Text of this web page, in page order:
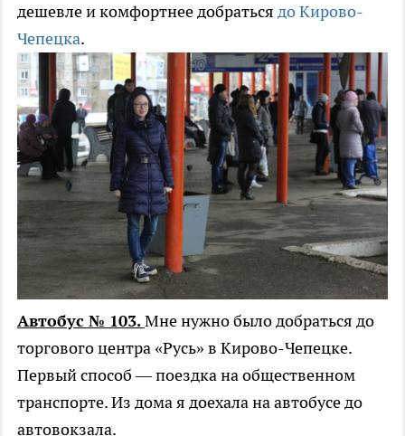
дешевле и комфортнее добраться до Кирово-
Чепецка.
Автобус № 103.Мне нужно было добраться до
торгового центра «Русь» в Кирово-Чепецке.
Первый способ — поездка на общественном
транспорте. Из дома я доехала на автобусе до
автовокзала.